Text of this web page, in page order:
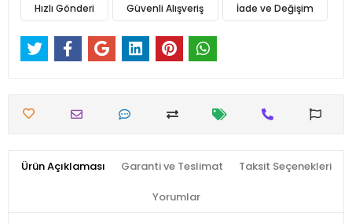
Hızlı Gönderi Güvenli Alışveriş İade ve Değişim
Ürün Açıklaması Garanti ve Teslimat Taksit Seçenekleri
Yorumlar